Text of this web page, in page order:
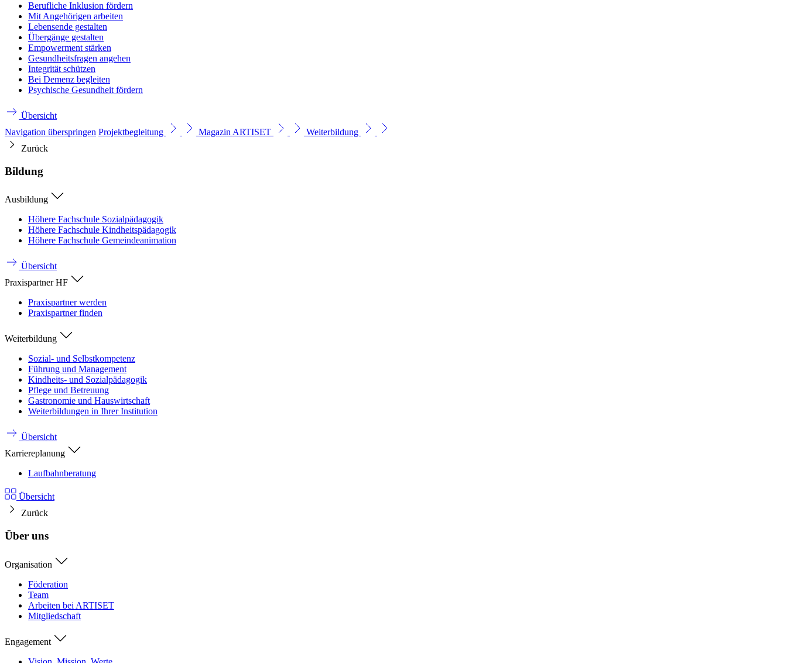
Berufliche Inklusion fördern
Mit Angehörigen arbeiten
Lebensende gestalten
Übergänge gestalten
Empowerment stärken
Gesundheitsfragen angehen
Integrität schützen
Bei Demenz begleiten
Psychische Gesundheit fördern
Übersicht
Navigation überspringen Projektbegleitung Magazin ARTISET
Weiterbildung
Zurück
Bildung
Ausbildung
Höhere Fachschule Sozialpädagogik
Höhere Fachschule Kindheitspädagogik
Höhere Fachschule Gemeindeanimation
Übersicht
Praxispartner HF
Praxispartner werden
Praxispartner finden
Weiterbildung
Sozial- und Selbstkompetenz
Führung und Management
Kindheits- und Sozialpädagogik
Pflege und Betreuung
Gastronomie und Hauswirtschaft
Weiterbildungen in Ihrer Institution
Übersicht
Karriereplanung
Laufbahnberatung
Übersicht
Zurück
Über uns
Organisation
Föderation
Team
Arbeiten bei ARTISET
Mitgliedschaft
Engagement